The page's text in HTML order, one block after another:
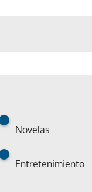
Novelas
Entretenimiento